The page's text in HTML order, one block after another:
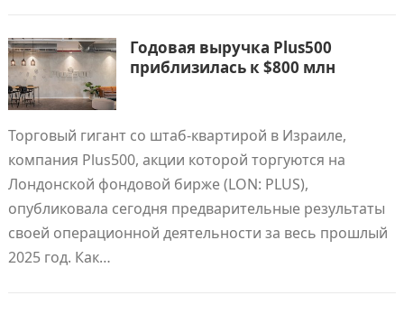
Годовая выручка Plus500
приблизилась к $800 млн
Торговый гигант со штаб-квартирой в Израиле,
компания Plus500, акции которой торгуются на
Лондонской фондовой бирже (LON: PLUS),
опубликовала сегодня предварительные результаты
своей операционной деятельности за весь прошлый
2025 год. Как…